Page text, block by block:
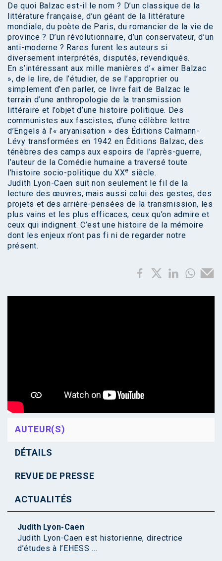
De quoi Balzac est-il le nom ? D’un classique de la
littérature française, d’un géant de la littérature
mondiale, du poète de Paris, du romancier de la vie de
province ? D’un révolutionnaire, d’un conservateur, d’un
anti-moderne ? Rares furent les auteurs si
diversement interprétés, disputés, revendiqués.
En s’intéressant aux mille manières d’« aimer Balzac
», de le lire, de l’étudier, de se l’approprier ou
simplement d’en parler, ce livre fait de Balzac le
terrain d’une anthropologie de la transmission
littéraire et l’objet d’une histoire politique. Des
communistes aux fascistes, d’une célèbre lettre
d’Engels à l’« aryanisation » des Éditions Calmann-
Lévy transformées en 1942 en Éditions Balzac, des
ténèbres des camps aux espoirs de l’après-guerre,
l’auteur de la Comédie humaine a traversé toute
l’histoire socio-politique du XXe siècle.
Judith Lyon-Caen suit non seulement le fil de la
lecture des œuvres, mais aussi celui des gestes, des
projets et des arrière-pensées de la transmission, les
plus vains et les plus efficaces, ceux qu’on admire et
ceux qui indignent. C’est une histoire de la mémoire
dont les enjeux n’ont pas fi ni de regarder notre
présent.
AUTEUR(S)
DÉTAILS
REVUE DE PRESSE
ACTUALITÉS
Judith Lyon-Caen
Judith Lyon-Caen est historienne, directrice
d’études à l’EHESS ...